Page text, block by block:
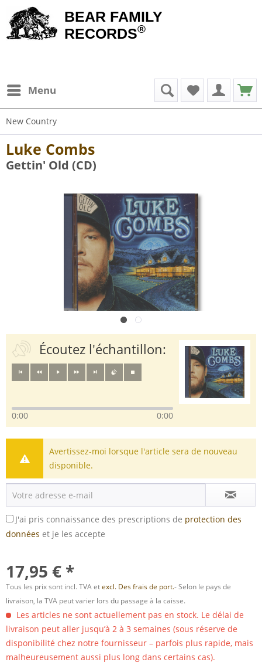
BEAR FAMILY
RECORDS®
Menu
New Country
Luke Combs
Gettin' Old (CD)
Écoutez l'échantillon:
0:00 0:00
Avertissez-moi lorsque l'article sera de nouveau
disponible.
J'ai pris connaissance des prescriptions de protection des
données et je les accepte
17,95 € *
Tous les prix sont incl. TVA etexcl. Des frais de port.- Selon le pays de
livraison, la TVA peut varier lors du passage à la caisse.
Les articles ne sont actuellement pas en stock. Le délai de
livraison peut aller jusqu’à 2 à 3 semaines (sous réserve de
disponibilité chez notre fournisseur – parfois plus rapide, mais
malheureusement aussi plus long dans certains cas).